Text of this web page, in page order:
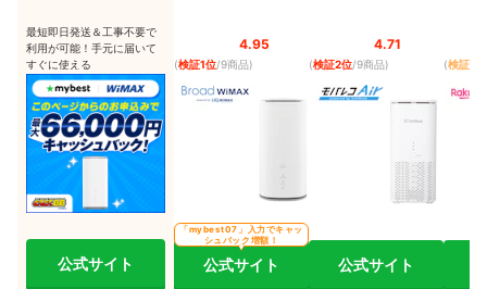
最短即日発送＆工事不要で
利用が可能！手元に届いて
すぐに使える
公式サイト
4.95
(検証1位/9商品)
公式サイト
「mybest07」入力でキャッ
シュバック増額！
4.71
(検証2位/9商品)
公式サイト
(検証7位